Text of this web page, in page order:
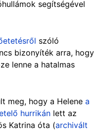
segítségével
szóló
bizonyíték arra, hogy
lenne a hatalmas
meg, hogy a Helene a
hurrikán lett az
Katrina óta (archivált